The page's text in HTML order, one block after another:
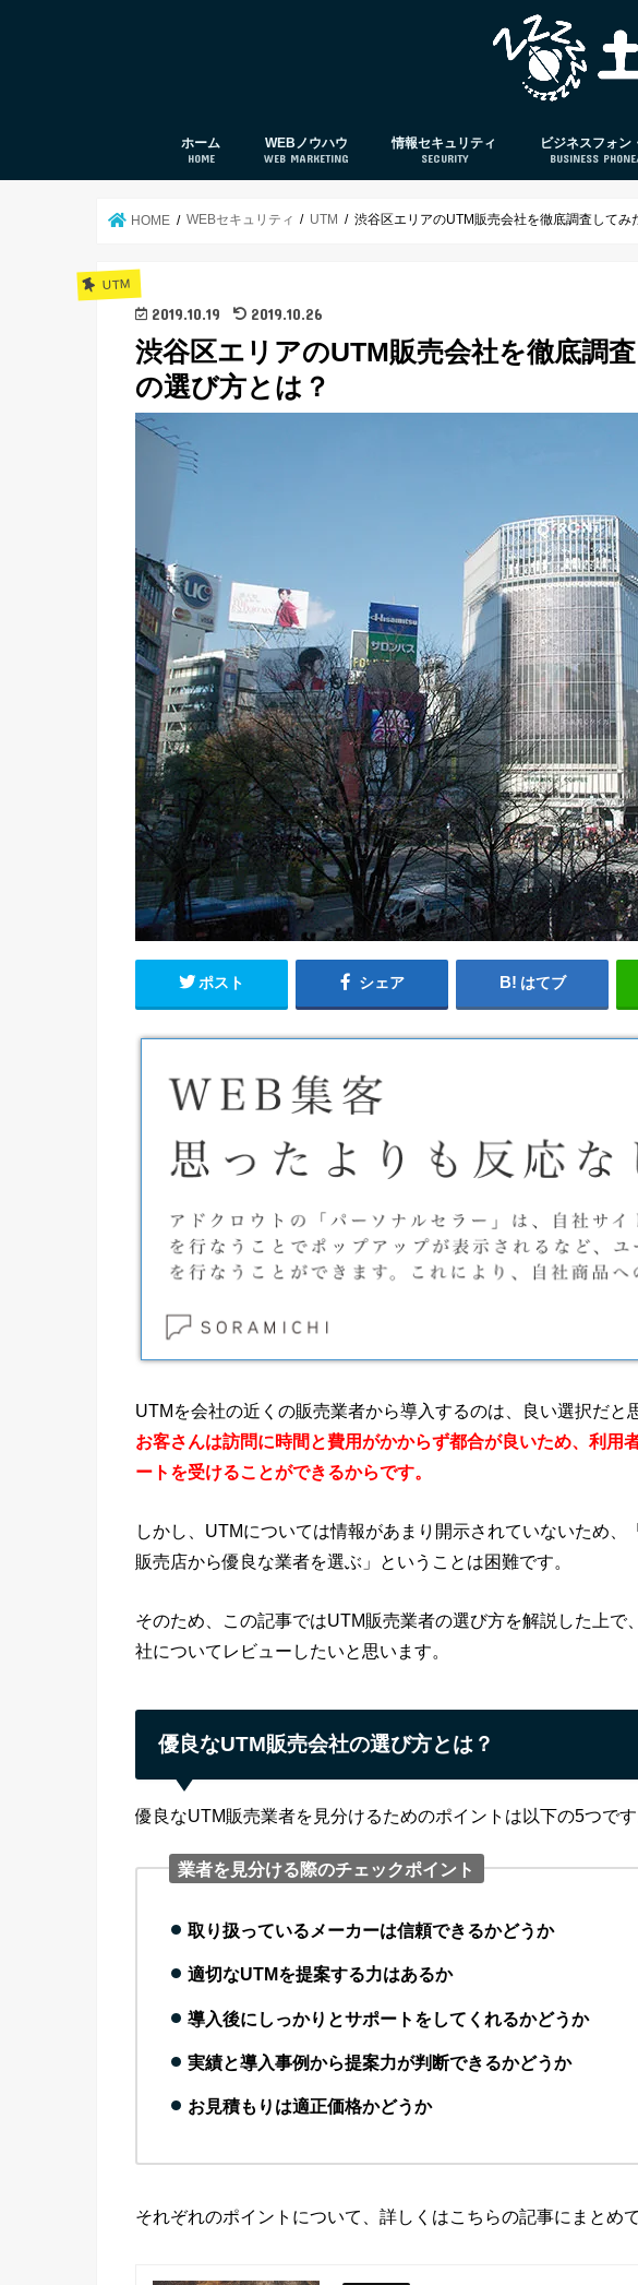
ホーム
HOME
WEBノウハウ
WEB MARKETING
情報セキュリティ
SECURITY
ビジネスフォン
BUSINESS
HOME WEBセキュリティ UTM 渋谷区エリアのUTM販売会社を徹底調査してみ
UTM
2019.10.19 2019.10.26
渋谷区エリアのUTM販売会社を徹底調
の選び方とは？
ポスト シェア はてブ
UTMを会社の近くの販売業者から導入するのは、良い選択だと
お客さんは訪問に時間と費用がかからず都合が良いため、利用
ートを受けることができるからです。
しかし、UTMについては情報があまり開示されていないため
販売店から優良な業者を選ぶ」ということは困難です。
そのため、この記事ではUTM販売業者の選び方を解説した上で
社についてレビューしたいと思います。
優良なUTM販売会社の選び方とは？
優良なUTM販売業者を見分けるためのポイントは以下の5つです
業者を見分ける際のチェックポイント
取り扱っているメーカーは信頼できるかどうか
適切なUTMを提案する力はあるか
導入後にしっかりとサポートをしてくれるかどうか
実績と導入事例から提案力が判断できるかどうか
お見積もりは適正価格かどうか
それぞれのポイントについて、詳しくはこちらの記事にまとめ